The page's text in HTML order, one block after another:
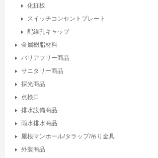
化粧板
スイッチコンセントプレート
配線孔キャップ
金属樹脂材料
バリアフリー商品
サニタリー商品
採光商品
点検口
排水設備商品
雨水排水商品
屋根マンホール/タラップ/吊り金具
外装商品